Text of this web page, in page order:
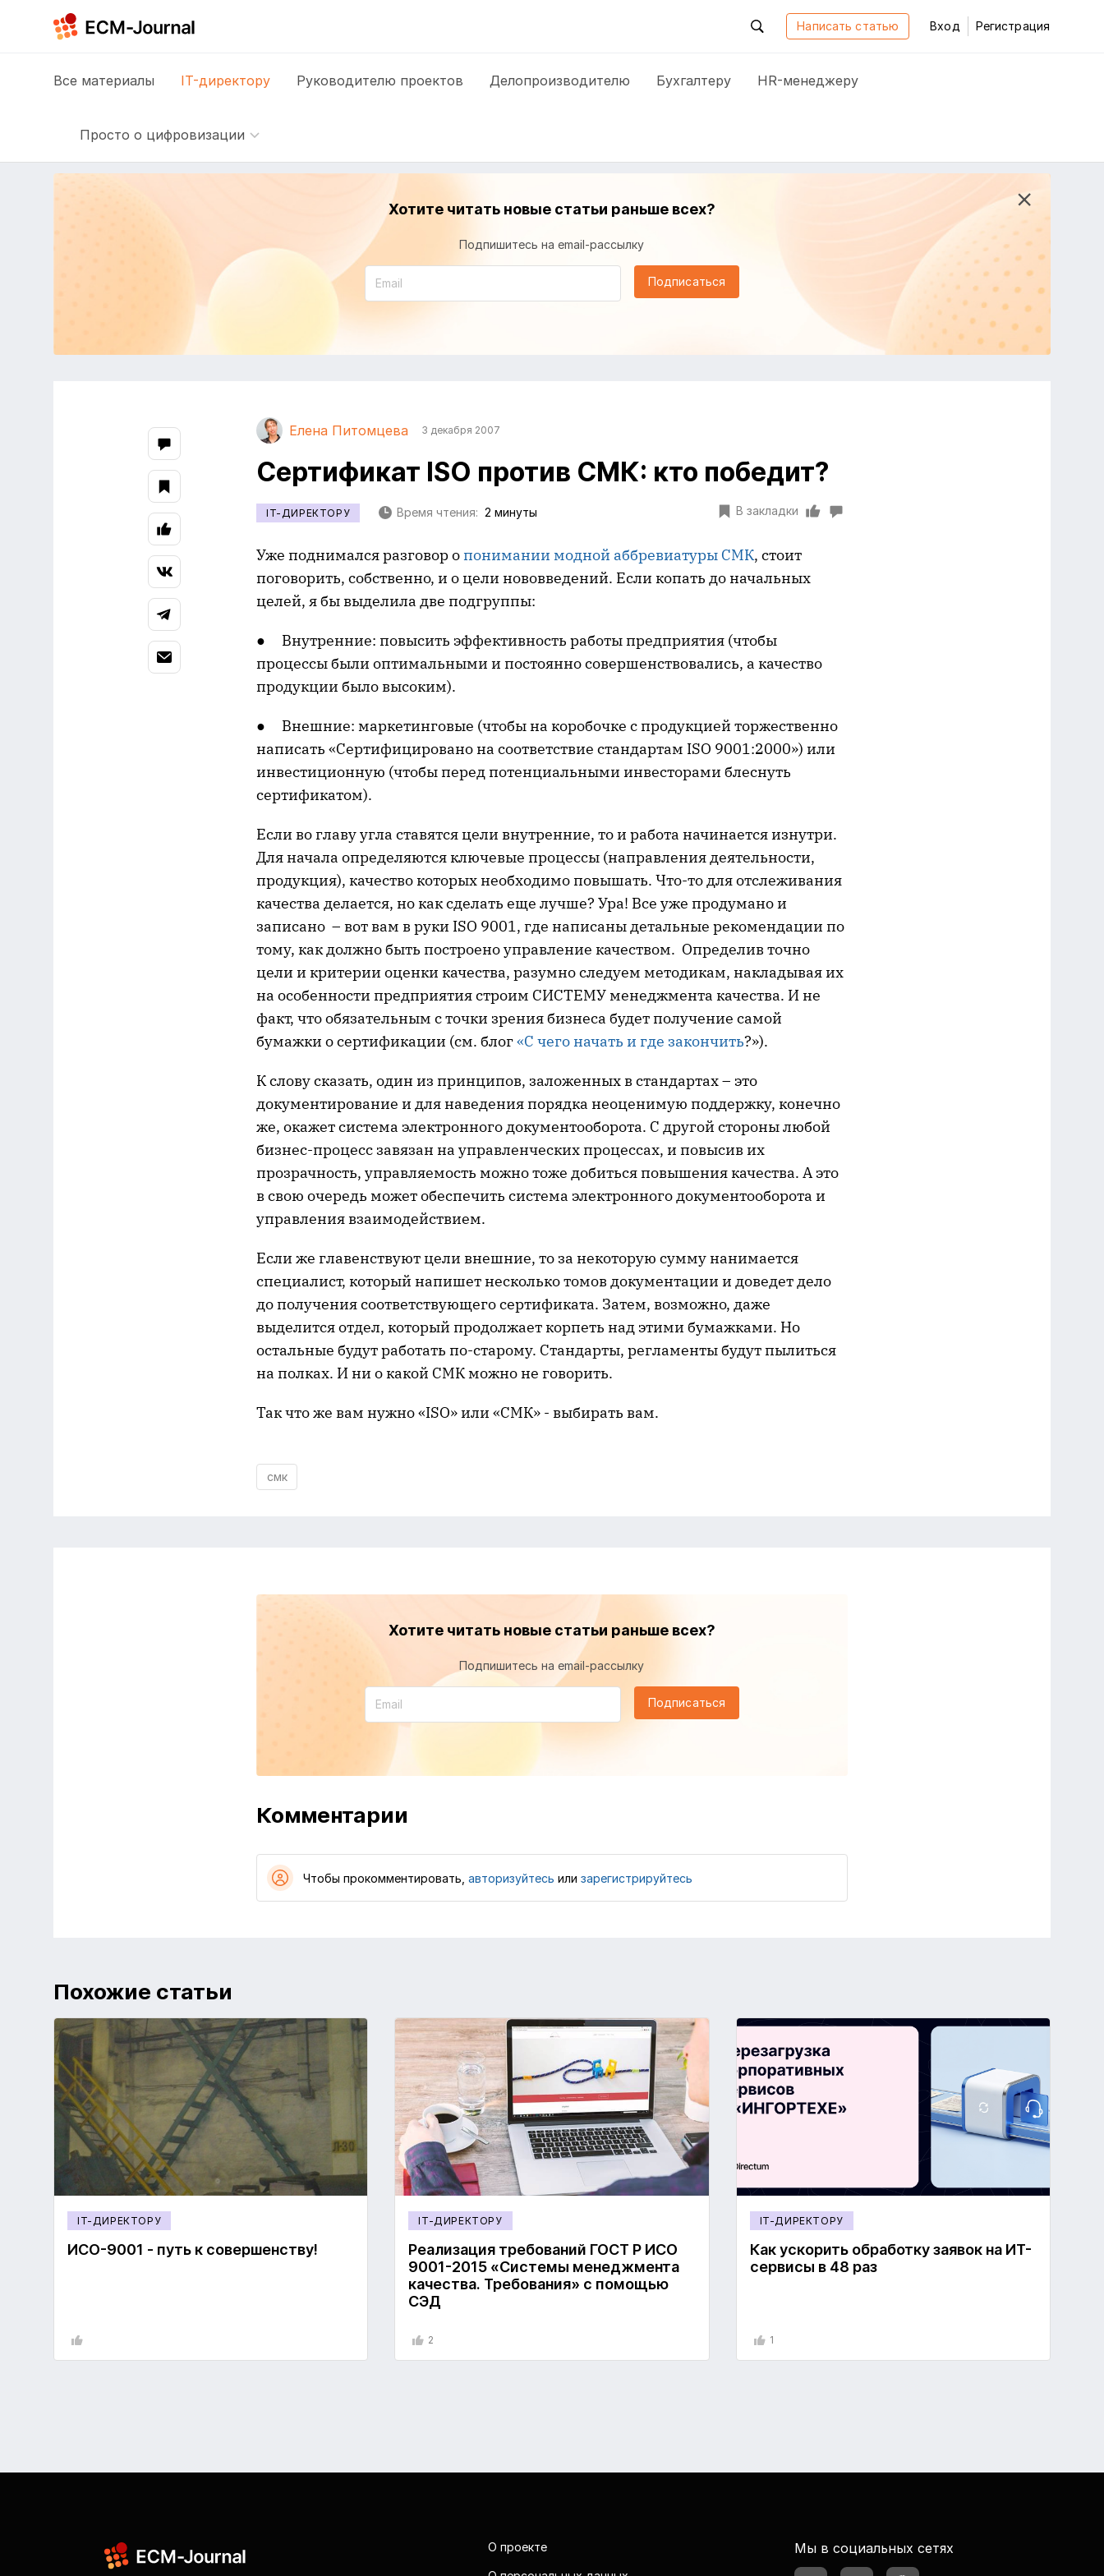
Написать статью Вход Регистрация
Все материалы IT-директору Руководителю проектов Делопроизводителю Бухгалтеру HR-менеджеру
Просто о цифровизации
Хотите читать новые статьи раньше всех?
Подпишитесь на email-рассылку
Подписаться
Елена Питомцева 3 декабря 2007
Cертификат ISO против СМК: кто победит?
IT-ДИРЕКТОРУ Время чтения: 2 минуты В закладки
Уже поднимался разговор о понимании модной аббревиатуры СМК, стоит
поговорить, собственно, и о цели нововведений. Если копать до начальных
целей, я бы выделила две подгруппы:
● Внутренние: повысить эффективность работы предприятия (чтобы
процессы были оптимальными и постоянно совершенствовались, а качество
продукции было высоким).
● Внешние: маркетинговые (чтобы на коробочке с продукцией торжественно
написать «Сертифицировано на соответствие стандартам ISO 9001:2000») или
инвестиционную (чтобы перед потенциальными инвесторами блеснуть
сертификатом).
Если во главу угла ставятся цели внутренние, то и работа начинается изнутри.
Для начала определяются ключевые процессы (направления деятельности,
продукция), качество которых необходимо повышать. Что-то для отслеживания
качества делается, но как сделать еще лучше? Ура! Все уже продумано и
записано – вот вам в руки ISO 9001, где написаны детальные рекомендации по
тому, как должно быть построено управление качеством. Определив точно
цели и критерии оценки качества, разумно следуем методикам, накладывая их
на особенности предприятия строим СИСТЕМУ менеджмента качества. И не
факт, что обязательным с точки зрения бизнеса будет получение самой
бумажки о сертификации (см. блог«С чего начать и где закончить?»).
К слову сказать, один из принципов, заложенных в стандартах – это
документирование и для наведения порядка неоценимую поддержку, конечно
же, окажет система электронного документооборота. С другой стороны любой
бизнес-процесс завязан на управленческих процессах, и повысив их
прозрачность, управляемость можно тоже добиться повышения качества. А это
в свою очередь может обеспечить система электронного документооборота и
управления взаимодействием.
Если же главенствуют цели внешние, то за некоторую сумму нанимается
специалист, который напишет несколько томов документации и доведет дело
до получения соответствующего сертификата. Затем, возможно, даже
выделится отдел, который продолжает корпеть над этими бумажками. Но
остальные будут работать по-старому. Стандарты, регламенты будут пылиться
на полках. И ни о какой СМК можно не говорить.
Так что же вам нужно «ISO» или «СМК» - выбирать вам.
смк
Хотите читать новые статьи раньше всех?
Подпишитесь на email-рассылку
Подписаться
Комментарии
Чтобы прокомментировать, авторизуйтесь или зарегистрируйтесь
Похожие статьи
IT-ДИРЕКТОРУ
ИСО-9001 - путь к совершенству!
IT-ДИРЕКТОРУ
Реализация требований ГОСТ Р ИСО
9001-2015 «Системы менеджмента
качества. Требования» с помощью
СЭД
2
IT-ДИРЕКТОРУ
Как ускорить обработку заявок на ИТ-
сервисы в 48 раз
1
О проекте Мы в социальных сетях